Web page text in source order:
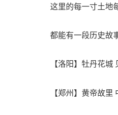
这里的每一寸土地
都能有一段历史故
【洛阳】牡丹花城
【郑州】黄帝故里